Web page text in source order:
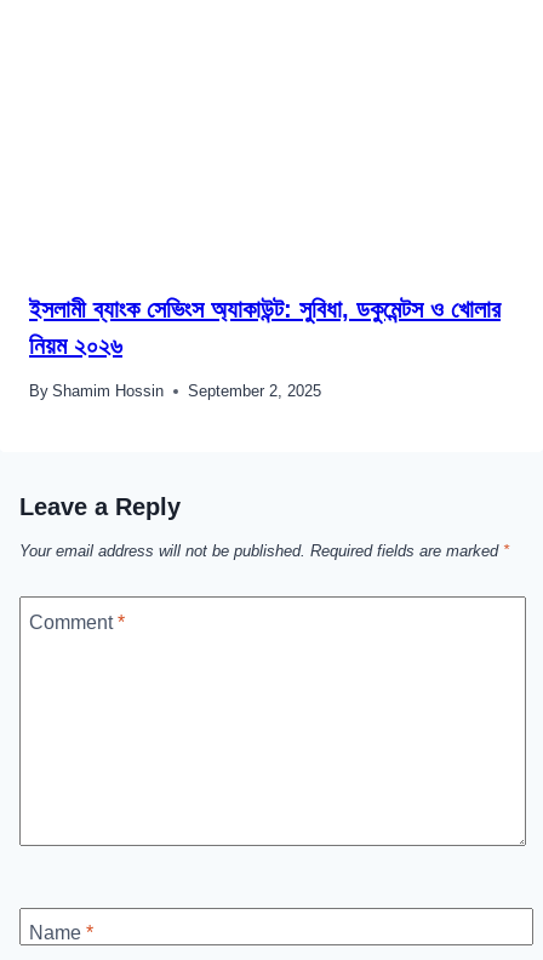
ইসলামী ব্যাংক সেভিংস অ্যাকাউন্ট: সুবিধা, ডকুমেন্টস ও খোলার
নিয়ম ২০২৬
By Shamim Hossin September 2, 2025
Leave a Reply
Your email address will not be published. Required fields are marked *
Comment*
Name *